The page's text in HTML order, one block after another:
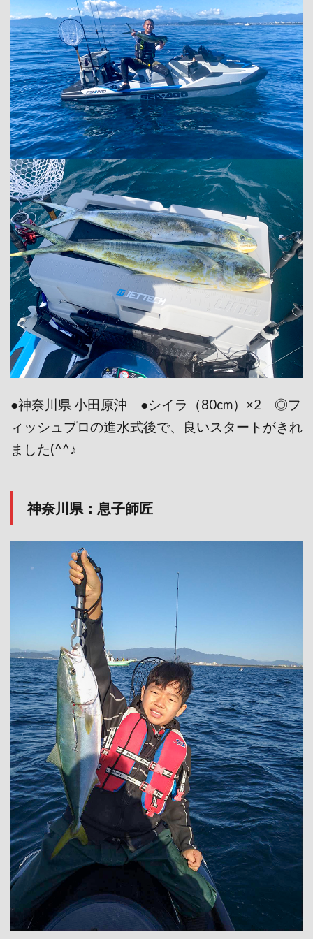
●神奈川県 小田原沖 ●シイラ（80cm）×2 ◎フ
ィッシュプロの進水式後で、良いスタートがきれ
ました(^^♪
神奈川県：息子師匠